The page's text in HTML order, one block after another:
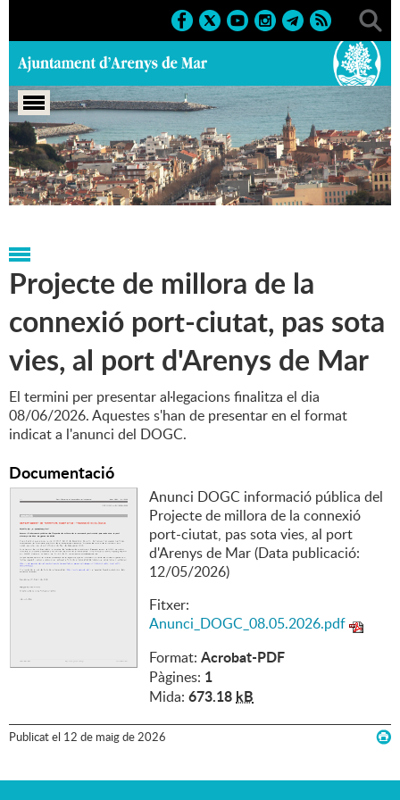
Portada > Regidories > Tauler d'anuncis oficials > Anuncis
oficials > Projectes urbanístics
Projecte de millora de la
connexió port-ciutat, pas sota
vies, al port d'Arenys de Mar
El termini per presentar al·legacions finalitza el dia
08/06/2026. Aquestes s'han de presentar en el format
indicat a l'anunci del DOGC.
Documentació
Anunci DOGC informació pública del
Projecte de millora de la connexió
port-ciutat, pas sota vies, al port
d'Arenys de Mar (Data publicació:
12/05/2026)
Fitxer:
Anunci_DOGC_08.05.2026.pdf
Format: Acrobat-PDF
Pàgines: 1
Mida: 673.18 kB
Publicatel 12 de maigde2026